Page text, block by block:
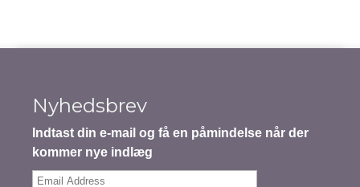
Nyhedsbrev
Indtast din e-mail og få en påmindelse når der
kommer nye indlæg
Email